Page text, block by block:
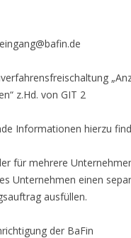
z.Hd. von GIT 2
Informationen hierzu
für mehrere
Unternehmen einen
ausfüllen.
der BaFin